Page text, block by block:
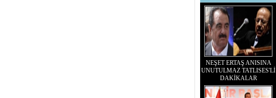
NEŞET ERTAŞ ANISINA
UNUTULMAZ TATLISES'Lİ
DAKİKALAR